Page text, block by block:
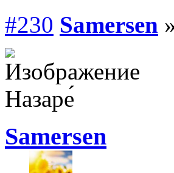
#230 Samersen
Назаре́
Samersen